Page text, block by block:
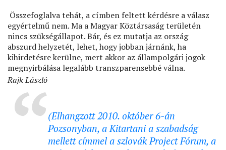
Összefoglalva tehát, a címben feltett kérdésre a válasz
egyértelmű nem. Ma a Magyar Köztársaság területén
nincs szükségállapot. Bár, és ez mutatja az ország
abszurd helyzetét, lehet, hogy jobban járnánk, ha
kihirdetésre kerülne, mert akkor az állampolgári jogok
megnyirbálása legalább transzparensebbé válna.
Rajk László
(Elhangzott 2010. október 6-án
Pozsonyban, aKitartani a szabadság
mellettcímmel a szlovák Project Fórum, a